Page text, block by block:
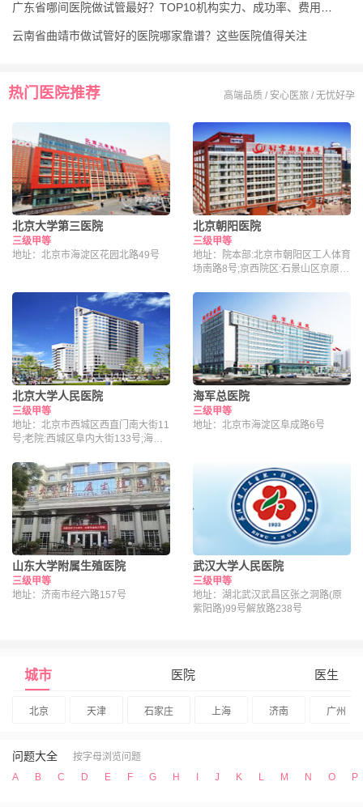
广东省哪间医院做试管最好？TOP10机构实力、成功率、费用全对比
云南省曲靖市做试管好的医院哪家靠谱？这些医院值得关注
热门医院推荐 高端品质 / 安心医旅 / 无忧好孕
北京大学第三医院
三级甲等
地址：北京市海淀区花园北路49号
北京朝阳医院
三级甲等
地址：院本部:北京市朝阳区工人体育
场南路8号;京西院区:石景山区京原路
北京大学人民医院
三级甲等
地址：北京市西城区西直门南大街11
号;老院:西城区阜内大街133号;海淀
海军总医院
三级甲等
地址：北京市海淀区阜成路6号
山东大学附属生殖医院
三级甲等
地址：济南市经六路157号
武汉大学人民医院
三级甲等
地址：湖北武汉武昌区张之洞路(原
紫阳路)99号解放路238号
城市 医院 医生
北京 天津 石家庄 上海 济南 广州
问题大全
按字母浏览问题
A
B C D E F G H J K L M N O P